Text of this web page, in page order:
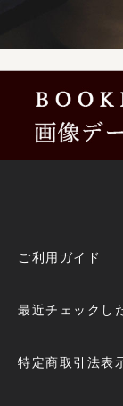
ご利用ガイド
最近チェックし
特定商取引法表